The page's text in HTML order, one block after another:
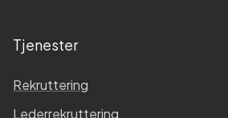
Tjenester
Rekruttering
Lederrekruttering